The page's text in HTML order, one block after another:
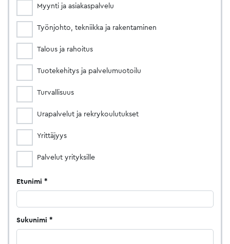
Myynti ja asiakaspalvelu
Työnjohto, tekniikka ja rakentaminen
Talous ja rahoitus
Tuotekehitys ja palvelumuotoilu
Turvallisuus
Urapalvelut ja rekrykoulutukset
Yrittäjyys
Palvelut yrityksille
Etunimi
Sukunimi